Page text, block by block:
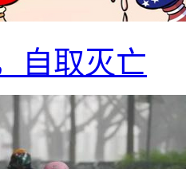
自取灭亡